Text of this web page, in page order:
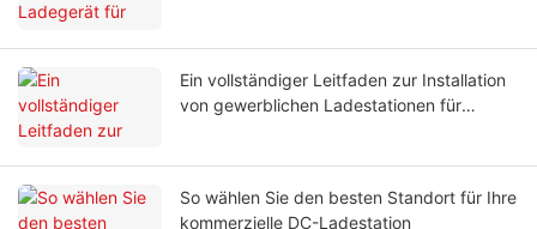
Ein vollständiger Leitfaden zur Installation
von gewerblichen Ladestationen für
So wählen Sie den besten Standort für Ihre
kommerzielle DC-Ladestation